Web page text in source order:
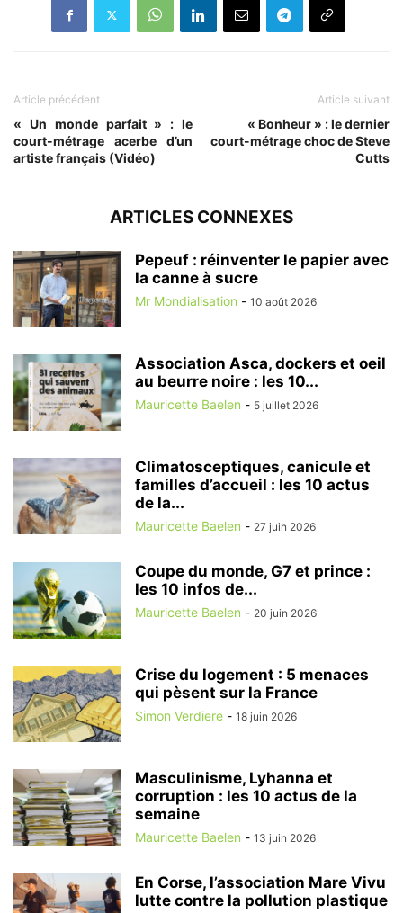
Article précédent
« Un monde parfait » : le
court-métrage acerbe d’un
artiste français (Vidéo)
Article suivant
« Bonheur » : le dernier
court-métrage choc de Steve
Cutts
ARTICLES CONNEXES
Pepeuf : réinventer le papier avec
la canne à sucre
Mr Mondialisation - 10 août 2026
Association Asca, dockers et oeil
au beurre noire : les 10...
Mauricette Baelen - 5 juillet 2026
Climatosceptiques, canicule et
familles d’accueil : les 10 actus
de la...
Mauricette Baelen - 27 juin 2026
Coupe du monde, G7 et prince :
les 10 infos de...
Mauricette Baelen - 20 juin 2026
Crise du logement : 5 menaces
qui pèsent sur la France
Simon Verdiere - 18 juin 2026
Masculinisme, Lyhanna et
corruption : les 10 actus de la
semaine
Mauricette Baelen - 13 juin 2026
En Corse, l’association Mare Vivu
lutte contre la pollution plastique